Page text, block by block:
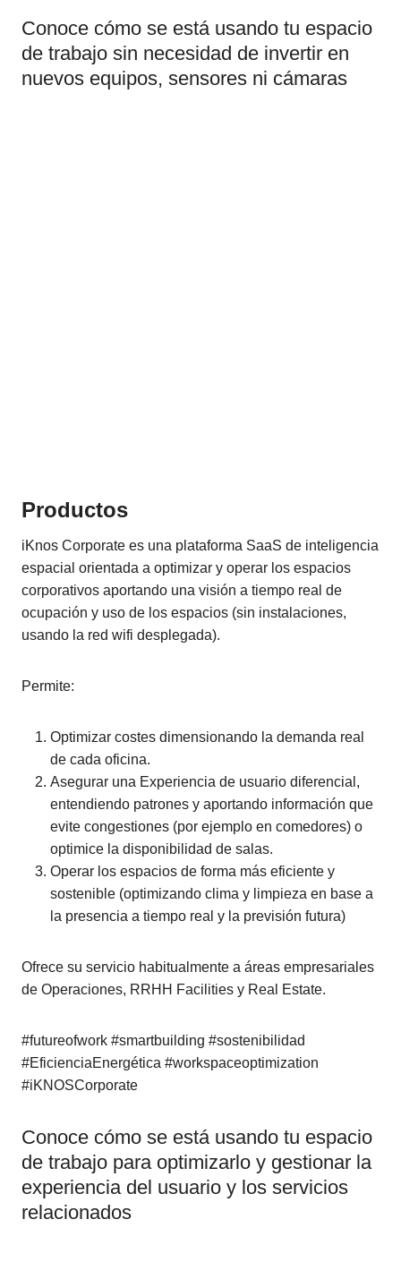
Conoce cómo se está usando tu espacio
de trabajo sin necesidad de invertir en
nuevos equipos, sensores ni cámaras
Productos
iKnos Corporate es una plataforma SaaS de inteligencia
espacial orientada a optimizar y operar los espacios
corporativos aportando una visión a tiempo real de
ocupación y uso de los espacios (sin instalaciones,
usando la red wifi desplegada).
Permite:
Optimizar costes dimensionando la demanda real
de cada oficina.
Asegurar una Experiencia de usuario diferencial,
entendiendo patrones y aportando información que
evite congestiones (por ejemplo en comedores) o
optimice la disponibilidad de salas.
Operar los espacios de forma más eficiente y
sostenible (optimizando clima y limpieza en base a
la presencia a tiempo real y la previsión futura)
Ofrece su servicio habitualmente a áreas empresariales
de Operaciones, RRHH Facilities y Real Estate.
#futureofwork #smartbuilding #sostenibilidad
#EficienciaEnergética #workspaceoptimization
#iKNOSCorporate
Conoce cómo se está usando tu espacio
de trabajo para optimizarlo y gestionar la
experiencia del usuario y los servicios
relacionados